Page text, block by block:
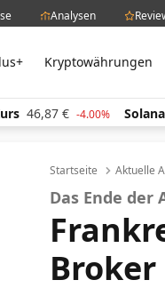
Analysen
Kryptowährungen
€ -4.00% Solana-Kurs
Startseite Aktuelle
Das Ende der
Broker